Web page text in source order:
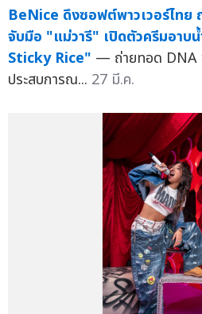
BeNice ดึงซอฟต์พาวเวอร์ไท
จับมือ "แม่วารี" เปิดตัวครีมอา
Sticky Rice" — ถ่ายทอด DNA
ประสบการณ... 27 มี.ค.